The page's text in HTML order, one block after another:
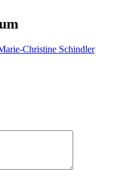
Christine Schindler